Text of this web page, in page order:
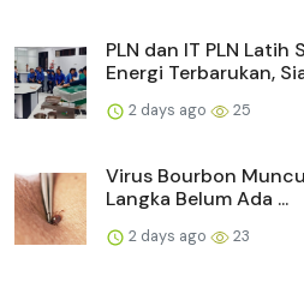
PLN dan IT PLN Latih
Energi Terbarukan,
2 days ago 25
Virus Bourbon
Langka Belum Ada ...
2 days ago 23